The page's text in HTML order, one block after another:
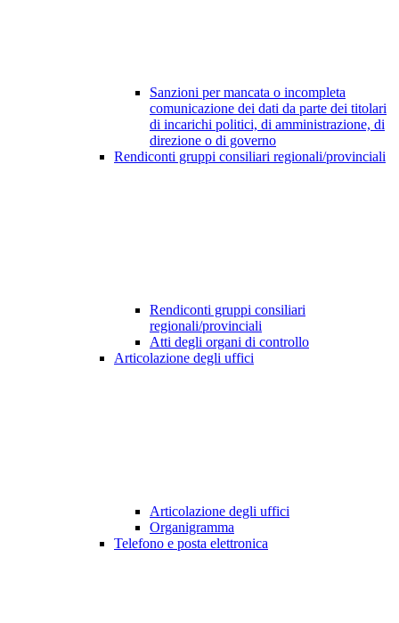
Sanzioni per mancata o incompleta
comunicazione dei dati da parte dei titolari
di incarichi politici, di amministrazione, di
direzione o di governo
Rendiconti gruppi consiliari regionali/provinciali
Rendiconti gruppi consiliari
regionali/provinciali
Atti degli organi di controllo
Articolazione degli uffici
Articolazione degli uffici
Organigramma
Telefono e posta elettronica